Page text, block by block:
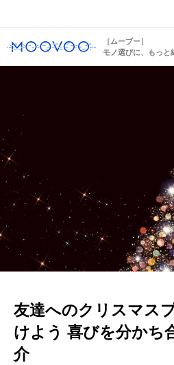
［ムーブー］
モノ選びに、もっと
友達へのクリスマス
けよう 喜びを分かち
介